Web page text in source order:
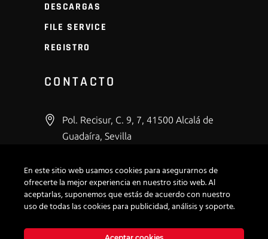
DESCARGAS
FILE SERVICE
REGISTRO
CONTACTO
Pol. Recisur, C. 9, 7, 41500 Alcalá de
Guadaíra, Sevilla
info@modirepro.com
En este sitio web usamos cookies para asegurarnos de
ofrecerte la mejor experiencia en nuestro sitio web. Al
aceptarlas, suponemos que estás de acuerdo con nuestro
uso de todas las cookies para publicidad, análisis y soporte.